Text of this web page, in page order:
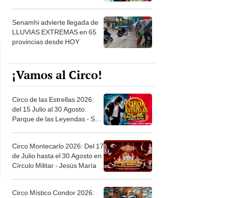
Senamhi advierte llegada de
LLUVIAS EXTREMAS en 65
provincias desde HOY
¡Vamos al Circo!
Circo de las Estrellas 2026:
del 15 Julio al 30 Agosto.
Parque de las Leyendas - San
Circo Montecarlo 2026: Del 17
de Julio hasta el 30 Agosto en
Círculo Militar - Jesús María
Circo Místico Condor 2026: